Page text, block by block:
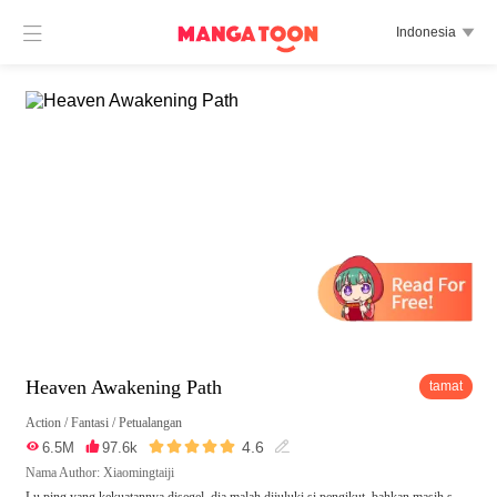
 Indonesia 
Heaven Awakening Path tamat
Action /Fantasi /Petualangan
 6.5M 97.6k  4.6 
Nama Author: Xiaomingtaiji